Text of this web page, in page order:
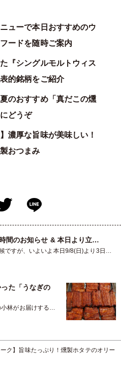
ューで本日おすすめのウ
ードを随時ご案内
『シングルモルトウィス
的銘柄をご紹介
のおすすめ「真だこの燻
どうぞ
濃厚な旨味が美味しい！
おつまみ
間のお知らせ & 本日より立…
ですが、いよいよ本日9/8(日)より3日
った「うなぎの
林がお届けする燻
ーク】旨味たっぷり！燻製ホタテのオリー